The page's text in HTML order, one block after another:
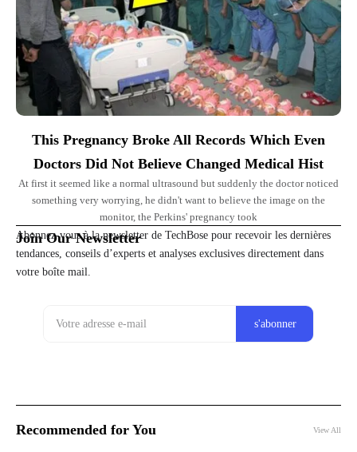
This Pregnancy Broke All Records Which Even
Doctors Did Not Believe Changed Medical Hist
At first it seemed like a normal ultrasound but suddenly the doctor noticed
something very worrying, he didn't want to believe the image on the
monitor, the Perkins' pregnancy took
Join Our Newsletter
Abonnez-vous à la newsletter de TechBose pour recevoir les dernières
tendances, conseils d’experts et analyses exclusives directement dans
votre boîte mail.
Recommended for You View All